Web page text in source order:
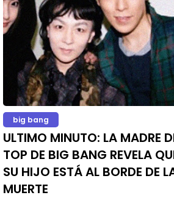
big bang
ULTIMO MINUTO: LA MADRE
TOP DE BIG BANG REVELA
SU HIJO ESTÁ AL BORDE DE
MUERTE